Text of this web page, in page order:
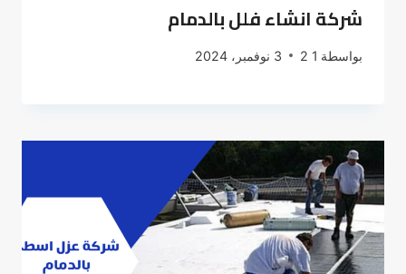
شركة انشاء فلل بالدمام
بواسطة 1 2 3 نوفمبر، 2024